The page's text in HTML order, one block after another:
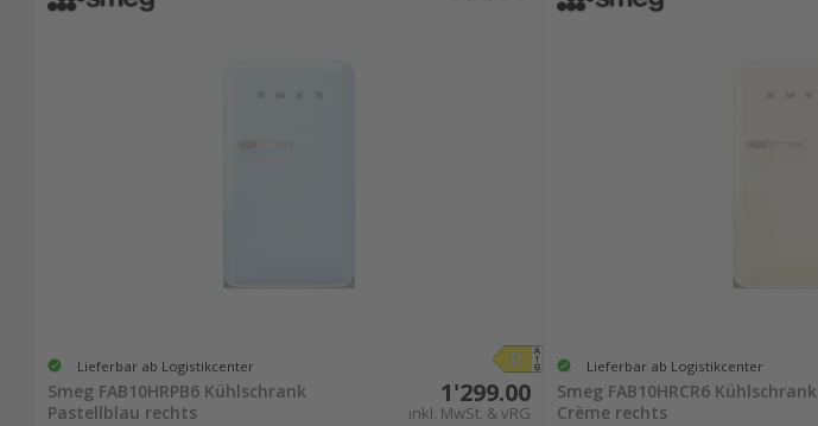
Lieferbar ab Logistikcenter
Smeg FAB10HRPB6 Kühlschrank
Pastellblau rechts
1'299.00
inkl. MwSt. & vRG
Lieferbar ab Logistikcenter
Smeg FAB10HRCR6 Kühlschrank
Crème rechts